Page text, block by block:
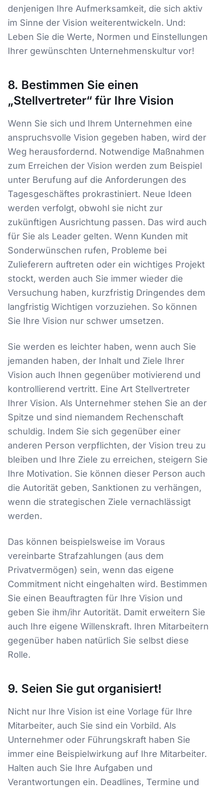
denjenigen Ihre Aufmerksamkeit, die sich aktiv
im Sinne der Vision weiterentwickeln. Und:
Leben Sie die Werte, Normen und Einstellungen
Ihrer gewünschten Unternehmenskultur vor!
8. Bestimmen Sie einen
„Stellvertreter“ für Ihre Vision
Wenn Sie sich und Ihrem Unternehmen eine
anspruchsvolle Vision gegeben haben, wird der
Weg herausfordernd. Notwendige Maßnahmen
zum Erreichen der Vision werden zum Beispiel
unter Berufung auf die Anforderungen des
Tagesgeschäftes prokrastiniert. Neue Ideen
werden verfolgt, obwohl sie nicht zur
zukünftigen Ausrichtung passen. Das wird auch
für Sie als Leader gelten. Wenn Kunden mit
Sonderwünschen rufen, Probleme bei
Zulieferern auftreten oder ein wichtiges Projekt
stockt, werden auch Sie immer wieder die
Versuchung haben, kurzfristig Dringendes dem
langfristig Wichtigen vorzuziehen. So können
Sie Ihre Vision nur schwer umsetzen.
Sie werden es leichter haben, wenn auch Sie
jemanden haben, der Inhalt und Ziele Ihrer
Vision auch Ihnen gegenüber motivierend und
kontrollierend vertritt. Eine Art Stellvertreter
Ihrer Vision. Als Unternehmer stehen Sie an der
Spitze und sind niemandem Rechenschaft
schuldig. Indem Sie sich gegenüber einer
anderen Person verpflichten, der Vision treu zu
bleiben und Ihre Ziele zu erreichen, steigern Sie
Ihre Motivation. Sie können dieser Person auch
die Autorität geben, Sanktionen zu verhängen,
wenn die strategischen Ziele vernachlässigt
werden.
Das können beispielsweise im Voraus
vereinbarte Strafzahlungen (aus dem
Privatvermögen) sein, wenn das eigene
Commitment nicht eingehalten wird. Bestimmen
Sie einen Beauftragten für Ihre Vision und
geben Sie ihm/ihr Autorität. Damit erweitern Sie
auch Ihre eigene Willenskraft. Ihren Mitarbeitern
gegenüber haben natürlich Sie selbst diese
Rolle.
9. Seien Sie gut organisiert!
Nicht nur Ihre Vision ist eine Vorlage für Ihre
Mitarbeiter, auch Sie sind ein Vorbild. Als
Unternehmer oder Führungskraft haben Sie
immer eine Beispielwirkung auf Ihre Mitarbeiter.
Halten auch Sie Ihre Aufgaben und
Verantwortungen ein. Deadlines, Termine und